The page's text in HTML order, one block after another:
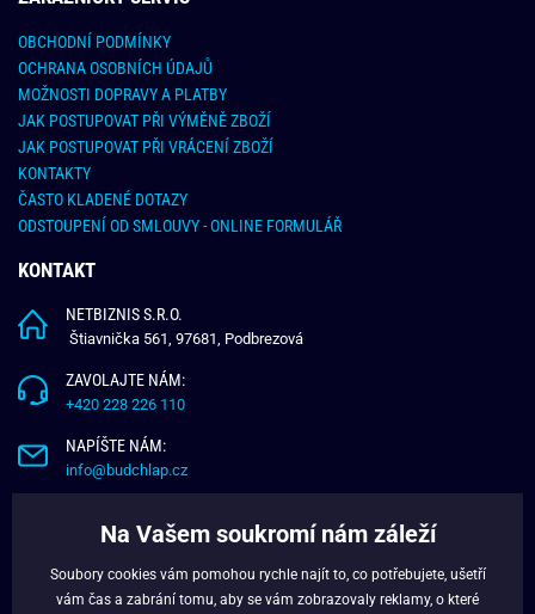
OBCHODNÍ PODMÍNKY
OCHRANA OSOBNÍCH ÚDAJŮ
MOŽNOSTI DOPRAVY A PLATBY
JAK POSTUPOVAT PŘI VÝMĚNĚ ZBOŽÍ
JAK POSTUPOVAT PŘI VRÁCENÍ ZBOŽÍ
KONTAKTY
ČASTO KLADENÉ DOTAZY
ODSTOUPENÍ OD SMLOUVY - ONLINE FORMULÁŘ
KONTAKT
NETBIZNIS S.R.O.
Štiavnička 561, 97681, Podbrezová
ZAVOLAJTE NÁM:
+420 228 226 110
NAPÍŠTE NÁM:
info@budchlap.cz
VĚRNOSTNÍ PROGRAM
Na Vašem soukromí nám záleží
Soubory cookies vám pomohou rychle najít to, co potřebujete, ušetří
vám čas a zabrání tomu, aby se vám zobrazovaly reklamy, o které